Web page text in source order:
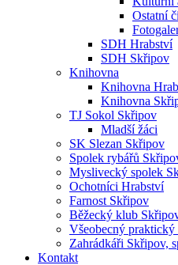
Ostatní
SDH Hrabství
SDH Skřipov
Knihovna
Knihovna
Knihovna
TJ Sokol Skřipov
Mladší žáci
SK Slezan Skřipov
Spolek rybářů
Myslivecký spolek
Ochotníci Hrabství
Farnost Skřipov
Běžecký klub
Všeobecný praktický
Zahrádkáři Skřipov,
Kontakt